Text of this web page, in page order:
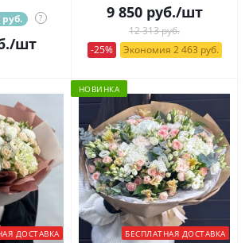
руб. ?
/шт
9 850руб./шт
12 313 руб.
-25%
Экономия 2 463 руб.
ДОСТАВКА
НОВИНКА
БЕСПЛАТНАЯ ДОСТАВКА